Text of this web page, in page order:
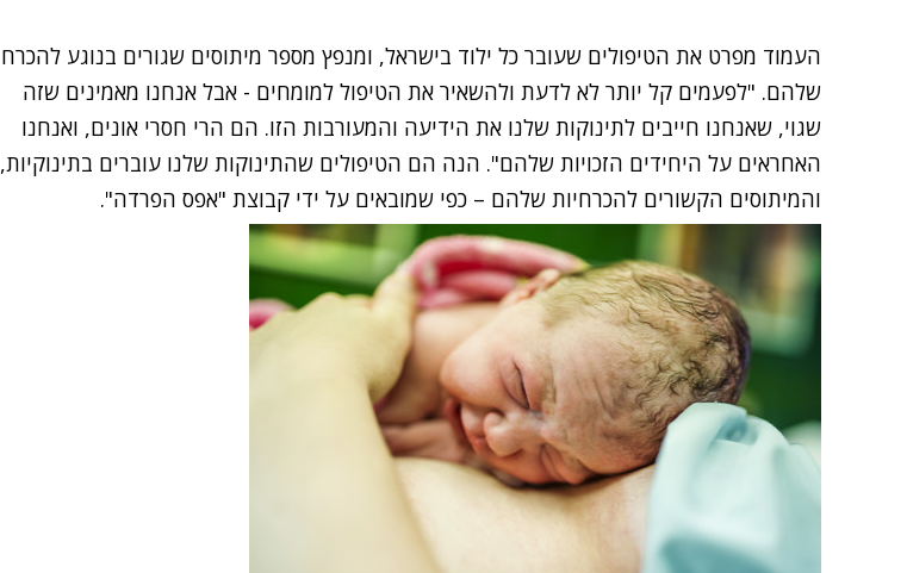
העמוד מפרט את הטיפולים שעובר כל ילוד בישראל, ומנפץ מספר מיתוסים שגורים בנוגע להכרח
שלהם. "לפעמים קל יותר לא לדעת ולהשאיר את הטיפול למומחים - אבל אנחנו מאמינים שזה
שגוי, שאנחנו חייבים לתינוקות שלנו את הידיעה והמעורבות הזו. הם הרי חסרי אונים, ואנחנו
האחראים על היחידים הזכויות שלהם". הנה הם הטיפולים שהתינוקות שלנו עוברים בתינוקיות,
והמיתוסים הקשורים להכרחיות שלהם – כפי שמובאים על ידי קבוצת "אפס הפרדה".